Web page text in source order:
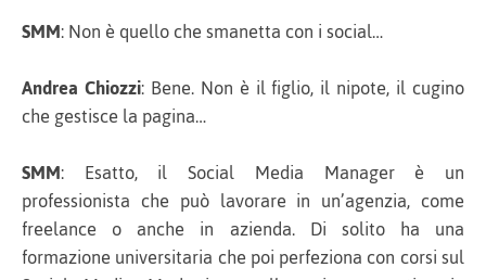
SMM: Non è quello che smanetta con i social…
Andrea Chiozzi: Bene. Non è il figlio, il nipote, il cugino
che gestisce la pagina…
SMM: Esatto, il Social Media Manager è un
professionista che può lavorare in un’agenzia, come
freelance o anche in azienda. Di solito ha una
formazione universitaria che poi perfeziona con corsi sul